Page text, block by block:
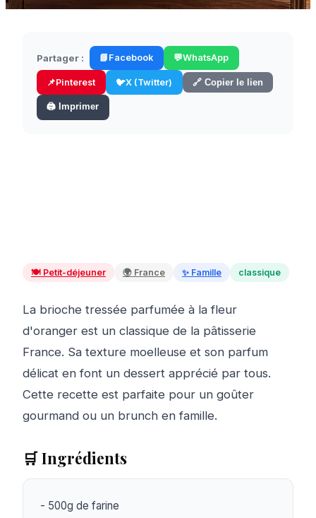
Partager : 📘 Facebook 💬WhatsApp
📌Pinterest 🐦X (Twitter) 🔗 Copier le lien
🖨️ Imprimer
🍽️ Petit-déjeuner 🌍 France ✨ Famille classique
La brioche tressée parfumée à la fleur
d'oranger est un classique de la pâtisserie
France. Sa texture moelleuse et son parfum
délicat en font un dessert apprécié par tous.
Cette recette est parfaite pour un goûter
gourmand ou un brunch en famille.
🛒 Ingrédients
- 500g de farine